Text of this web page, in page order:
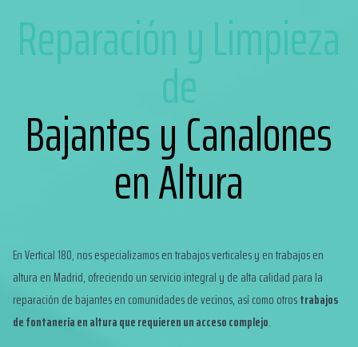
Reparación y Limpieza
de
Bajantes y Canalones
en Altura
En Vertical 180, nos especializamos entrabajos verticalesy entrabajos en
altura en Madrid, ofreciendo un servicio integral y de alta calidad para la
reparación de bajantes en comunidades de vecinos, así como otrostrabajos
de fontanería en altura que requieren un acceso complejo.